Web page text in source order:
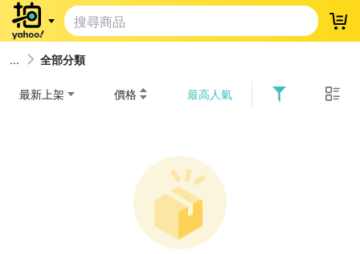
登
全部分類
最新上架 價格 最高人氣